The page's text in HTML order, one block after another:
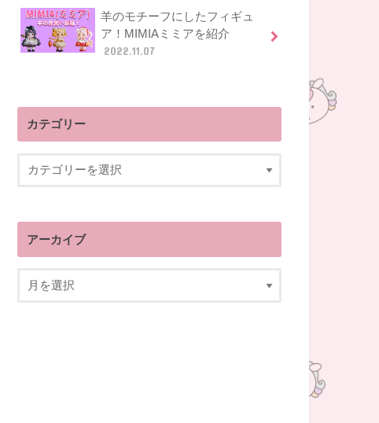
羊のモチーフにしたフィギュ
ア！MIMIAミミアを紹介
2022.11.07
カテゴリー
アーカイブ